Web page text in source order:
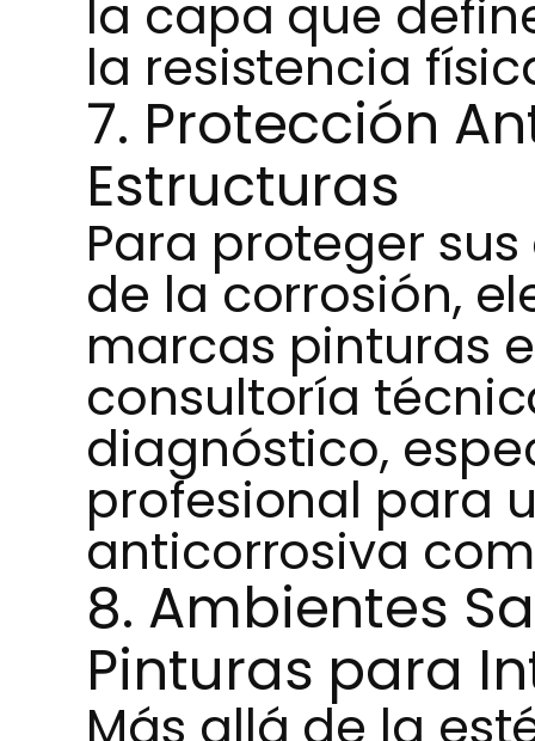
la capa que
la resistencia
7. Protección
Estructuras
Para proteger
de la corrosión,
marcas pinturas
consultoría
diagnóstico,
profesional para
anticorrosiva
8. Ambientes
Pinturas para
Más allá de la